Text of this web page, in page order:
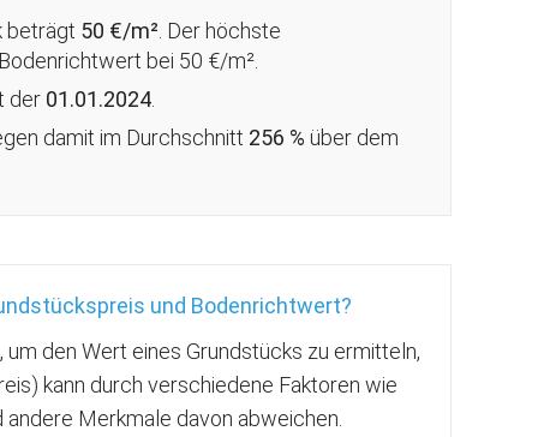
beträgt 50 €/m² . Der höchste
bei 50 €/m².
der 01.01.2024
damit im Durchschnitt 256 % über dem
und Bodenrichtwert?
den Wert eines Grundstücks zu ermitteln,
kann durch verschiedene Faktoren wie
Merkmale davon abweichen.